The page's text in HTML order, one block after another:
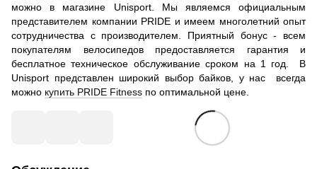
можно в магазине Unisport. Мы являемся официальным
представителем компании PRIDE и имеем многолетний опыт
сотрудничества с производителем. Приятный бонус - всем
покупателям велосипедов предоставляется гарантия и
бесплатное техническое обслуживание сроком на 1 год. В
Unisport представлен широкий выбор байков, у нас всегда
можно купить PRIDE Fitness по оптимальной цене.